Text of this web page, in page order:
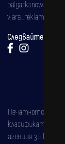
Следвайте ни:
Печатното
класификатор на
агенция за ISSN)